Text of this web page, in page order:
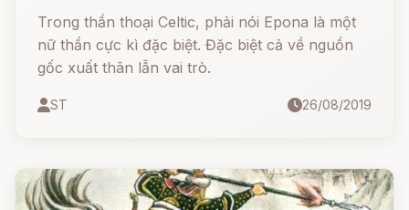
Trong thần thoại Celtic, phải nói Epona là một
nữ thần cực kì đặc biệt. Đặc biệt cả về nguồn
gốc xuất thân lẫn vai trò.
ST 26/08/2019